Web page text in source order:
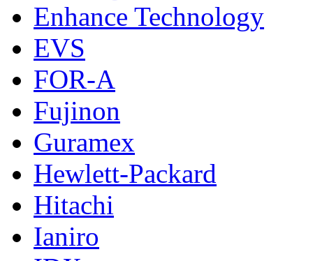
Enhance Technology
EVS
FOR-A
Fujinon
Guramex
Hewlett-Packard
Hitachi
Ianiro